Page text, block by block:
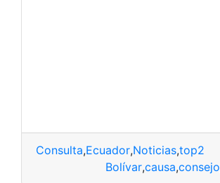
Consulta,Ecuador,Noticias,top2
Bolívar,causa,consejo